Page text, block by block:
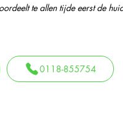
te allen tijde eerst de
0118-855754